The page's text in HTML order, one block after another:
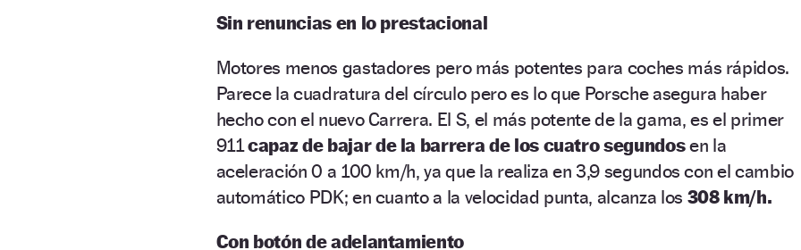
Sin renuncias en lo prestacional
Motores menos gastadores pero más potentes para coches más rápidos.
Parece la cuadratura del círculo pero es lo que Porsche asegura haber
hecho con el nuevo Carrera. El S, el más potente de la gama, es el primer
911capaz de bajar de la barrera de los cuatro segundosen la
aceleración 0 a 100 km/h, ya que la realiza en 3,9 segundos con el cambio
automático PDK; en cuanto a la velocidad punta, alcanza los 308 km/h.
Con botón de adelantamiento